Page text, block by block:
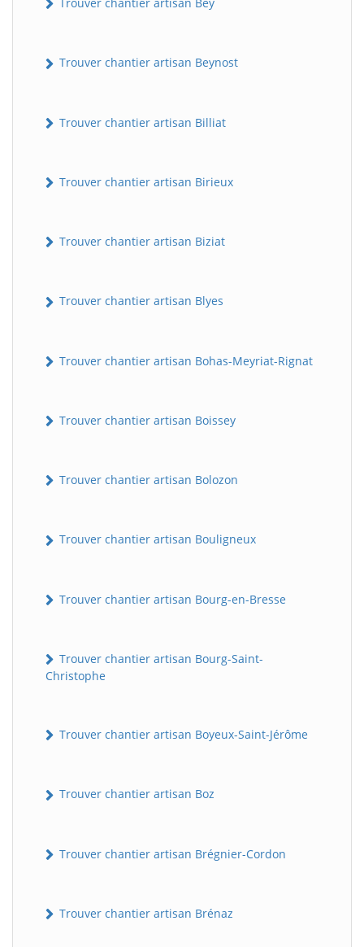
Trouver chantier artisan Beynost
Trouver chantier artisan Billiat
Trouver chantier artisan Birieux
Trouver chantier artisan Biziat
Trouver chantier artisan Blyes
Trouver chantier artisan Bohas-Meyriat-Rignat
Trouver chantier artisan Boissey
Trouver chantier artisan Bolozon
Trouver chantier artisan Bouligneux
Trouver chantier artisan Bourg-en-Bresse
Trouver chantier artisan Bourg-Saint-
Christophe
Trouver chantier artisan Boyeux-Saint-Jérôme
Trouver chantier artisan Boz
Trouver chantier artisan Brégnier-Cordon
Trouver chantier artisan Brénaz